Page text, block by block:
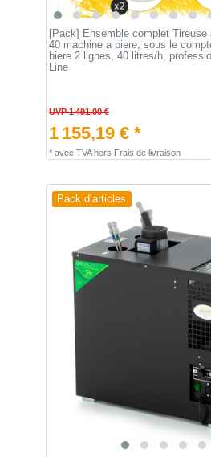
[Pack] Ensemble complet Tireuse
40 machine a biere, sous le
biere 2 lignes, 40 litres/h,
Line
UVP 1 491,00 €
1 155,19 € *
* avec TVAhors Frais de livraison
Pack d’articles